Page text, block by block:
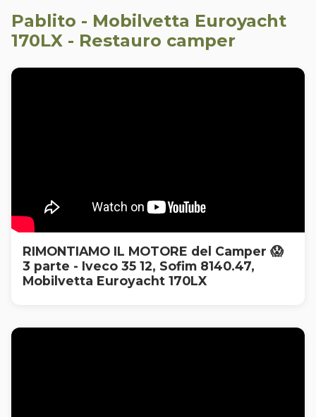
Pablito - Mobilvetta Euroyacht
170LX - Restauro camper
RIMONTIAMO IL MOTORE del Camper 😱
3 parte - Iveco 35 12, Sofim 8140.47,
Mobilvetta Euroyacht 170LX